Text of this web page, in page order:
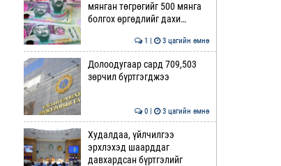
мянган төгрөгийг 500 мянга
болгох өргөдлийг дахи…
1 | 3 цагийн өмнө
Долоодугаар сард 709,503
зөрчил бүртгэгджээ
0 | 3 цагийн өмнө
Худалдаа, үйлчилгээ
эрхлэхэд шаарддаг
давхардсан бүртгэлийг